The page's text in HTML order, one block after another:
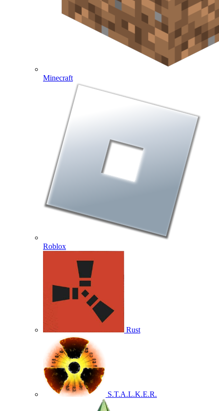
Minecraft
Roblox
Rust
S.T.A.L.K.E.R.